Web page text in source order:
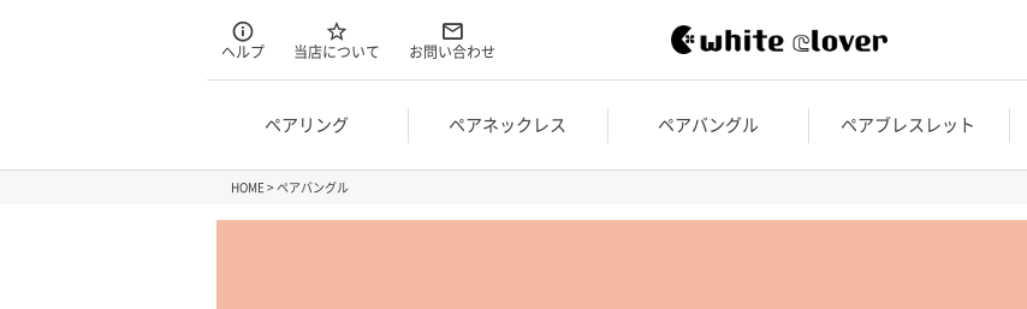
ヘルプ 当店について お問い合わせ
ペアリング ペアネックレス ペアバングル ペアブレスレット
HOME ペアバングル